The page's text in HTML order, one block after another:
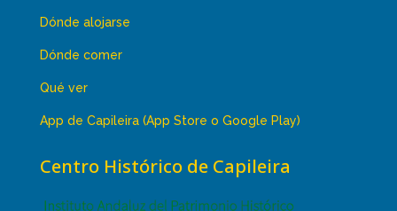
Dónde alojarse
Dónde comer
Qué ver
App de Capileira (App Store o Google Play)
Centro Histórico de Capileira